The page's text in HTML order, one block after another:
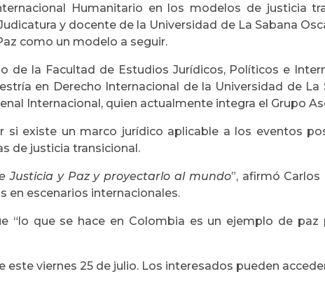
Humanitario en los modelos de justicia
y docente de la Universidad de La Sabana
como un modelo a seguir.
de la Facultad de Estudios Jurídicos, Políticos e
en Derecho Internacional de la Universidad de
Internacional, quien actualmente integra el Grupo
si existe un marco jurídico aplicable a los eventos
de justicia transicional.
Justicia y Paz y proyectarlo al mundo”, afirmó
en escenarios internacionales.
“lo que se hace en Colombia es un ejemplo de
viernes 25 de julio. Los interesados pueden